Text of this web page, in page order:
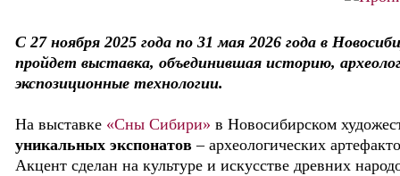
С 27 ноября 2025 года по 31 мая 2026 года в
пройдет выставка, объединившая историю,
экспозиционные технологии.
На выставке «Сны Сибири» в Новосибирском
уникальных экспонатов – археологических
Акцент сделан на культуре и искусстве древних